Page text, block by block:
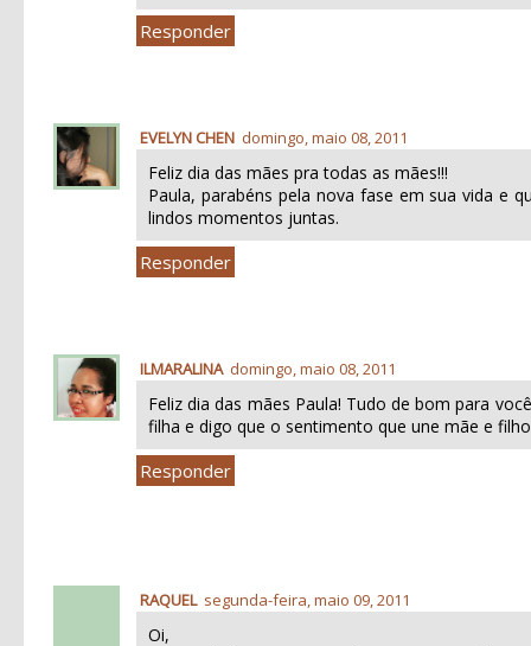
Responder
EVELYN CHEN domingo, maio 08, 2011
Feliz dia das mães pra todas as mães!!!
Paula, parabéns pela nova fase em sua vida e
lindos momentos juntas.
Responder
ILMARALINA domingo, maio 08, 2011
Feliz dia das mães Paula! Tudo de bom para
filha e digo que o sentimento que une mãe e
Responder
RAQUEL segunda-feira, maio 09, 2011
Oi,